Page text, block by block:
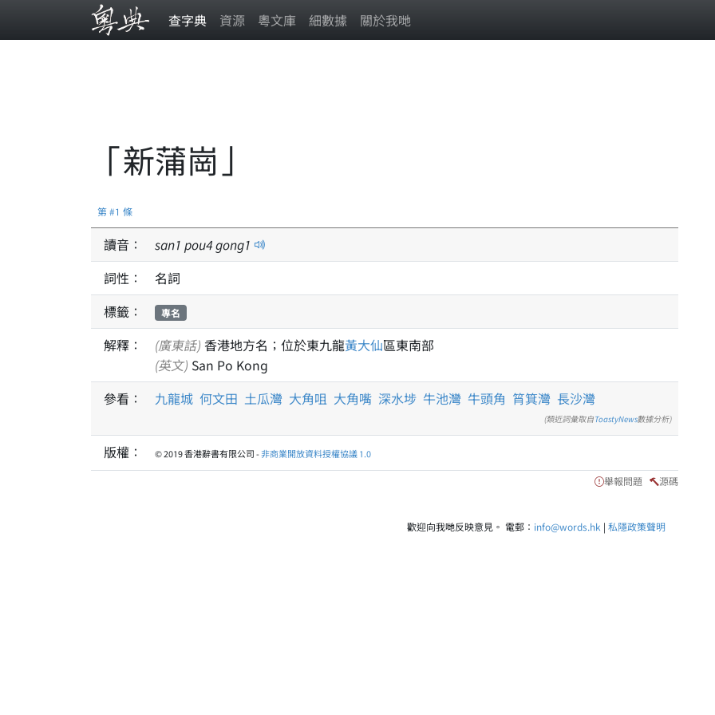
查字典 資源 粵文庫 細數據 關於我哋
「新蒲崗」
第 #1 條
讀音： san1 pou4gong1
詞性：
名詞
標籤：
專名
解釋： (廣東話) 香港地方名；位於東九龍黃大仙區東南部
(英文) San Po Kong
參看：
九龍城 何文田 土瓜灣 大角咀 大角嘴 深水埗 牛池灣 牛頭角 筲箕灣 長沙灣
(類近詞彙取自ToastyNews數據分析)
版權： © 2019 香港辭書有限公司 -非商業開放資料授權協議 1.0
舉報問題 源碼
歡迎向我哋反映意見。 電郵： info@words.hk | 私隱政策聲明